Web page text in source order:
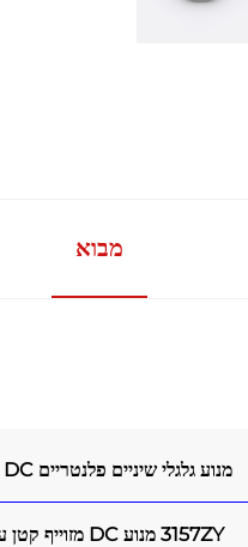
מבוא
מנוע גלגלי שיניים פלנטריים DC
3157ZY מנוע DC מזוייף קטן עם תיבה של גיר דיוויזיה